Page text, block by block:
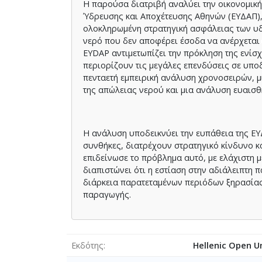
vulnerability, especially during prolonged
of water supplied to consumers was only
monthly storage level of 1,400 Mm3 to 655
security at the time of drought by drawing
imposing water saving measures due to the
very risky for the case of prolonged
0.015) confirms the absence of efficient
outcome: negative net present values
However, comparative levelized cost
€1.76/m³ compared to Yliki reservoir
(0.033 Mm³/year capacity per million euros
leveraging existing infrastructure rather than
By excluding non-market values such as
magnitude of the water saving benefits; 2.
Η παρούσα διατριβή αναλύει την
Ύδρευσης και Αποχέτευσης Αθηνών (ΕΥΔΑΠ),
ολοκληρωμένη στρατηγική ασφάλειας των
νερό που δεν αποφέρει έσοδα να
EYDAP αντιμετωπίζει την πρόκληση της
περιορίζουν τις μεγάλες επενδύσεις σε
πενταετή εμπειρική ανάλυση
της απώλειας νερού και μια ανάλυση
Η ανάλυση υποδεικνύει την ευπάθεια της
συνθήκες, διατρέχουν στρατηγικό κίνδυνο
επιδείνωσε το πρόβλημα αυτό, με
διαπιστώνει ότι η εστίαση στην
διάρκεια παρατεταμένων περιόδων
παραγωγής.
βέλτιστες μειώσεις απωλειών που
Εκδότης
Hellenic Open